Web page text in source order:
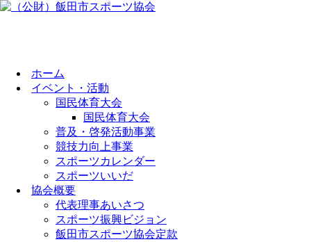
ホーム
イベント・活動
国民体育大会
国民体育大会
普及・啓発活動事業
競技力向上事業
スポーツカレンダー
スポーツいいだ
協会概要
代表理事あいさつ
スポーツ振興ビジョン
飯田市スポーツ協会定款